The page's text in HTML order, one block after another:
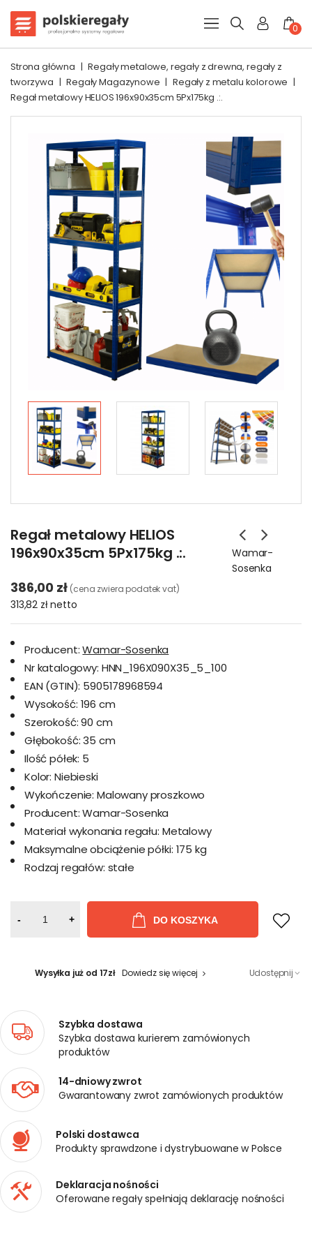
0
Strona główna | Regały metalowe, regały z drewna, regały z
tworzywa | Regały Magazynowe | Regały z metalu kolorowe |
Regał metalowy HELIOS 196x90x35cm 5Px175kg .:.
Regał metalowy HELIOS
196x90x35cm 5Px175kg .:.
Wamar-
Sosenka
386,00 zł (cena zwiera podatek vat)
313,82 złnetto
Producent: Wamar-Sosenka
Nr katalogowy: HNN_196X090X35_5_100
EAN (GTIN): 5905178968594
Wysokość: 196 cm
Szerokość: 90 cm
Głębokość: 35 cm
Ilość półek: 5
Kolor: Niebieski
Wykończenie: Malowany proszkowo
Producent: Wamar-Sosenka
Materiał wykonania regału: Metalowy
Maksymalne obciążenie półki: 175 kg
Rodzaj regałów: stałe
- + DO KOSZYKA
Wysyłka już od 17zł Dowiedz się więcej Udostępnij
Szybka dostawa
Szybka dostawa kurierem zamówionych
produktów
14-dniowy zwrot
Gwarantowany zwrot zamówionych produktów
Polski dostawca
Produkty sprawdzone i dystrybuowane w Polsce
Deklaracja nośności
Oferowane regały spełniają deklarację nośności